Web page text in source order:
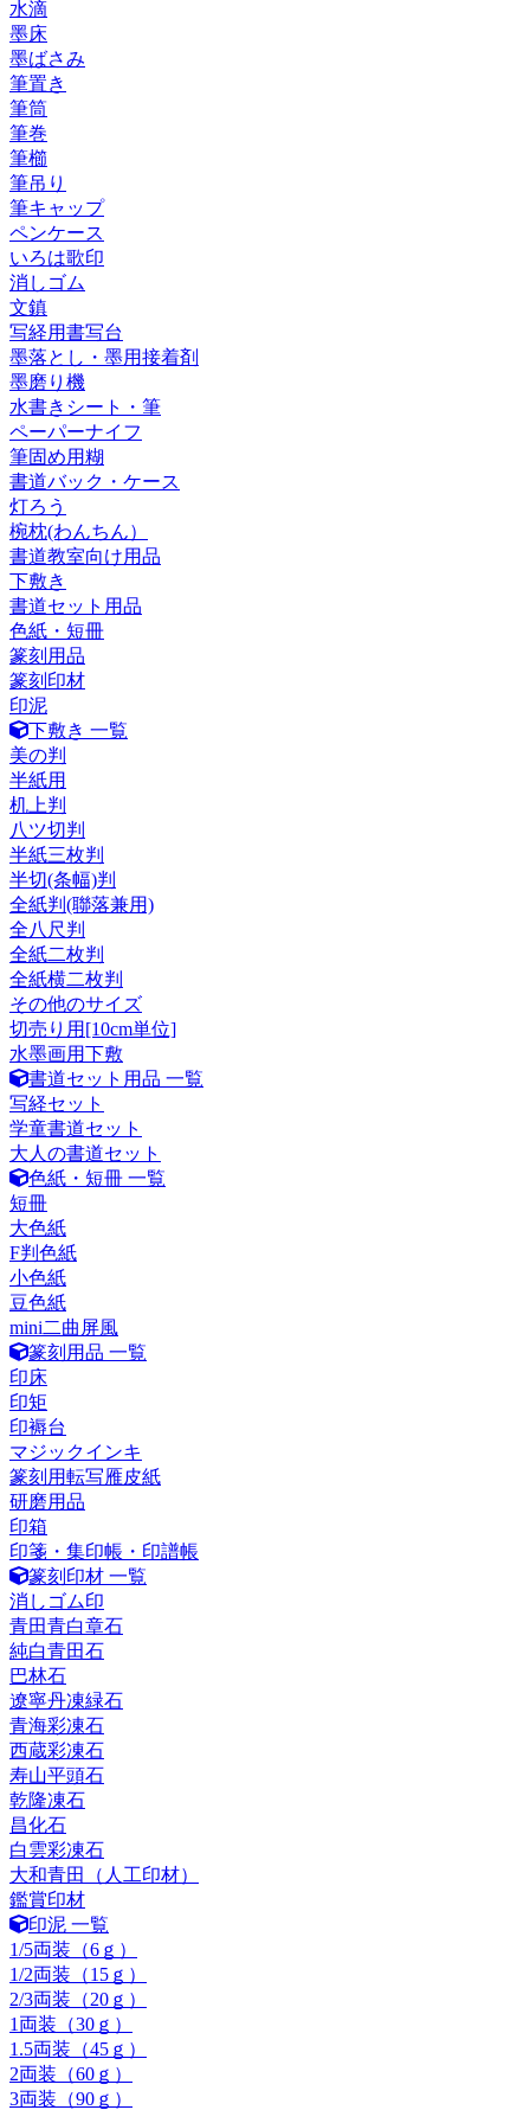
水滴
墨床
墨ばさみ
筆置き
筆筒
筆巻
筆櫛
筆吊り
筆キャップ
ペンケース
いろは歌印
消しゴム
文鎮
写経用書写台
墨落とし・墨用接着剤
墨磨り機
水書きシート・筆
ペーパーナイフ
筆固め用糊
書道バック・ケース
灯ろう
椀枕(わんちん）
書道教室向け用品
下敷き
書道セット用品
色紙・短冊
篆刻用品
篆刻印材
印泥
下敷き 一覧
美の判
半紙用
机上判
八ツ切判
半紙三枚判
半切(条幅)判
全紙判(聯落兼用)
全八尺判
全紙二枚判
全紙横二枚判
その他のサイズ
切売り用[10cm単位]
水墨画用下敷
書道セット用品 一覧
写経セット
学童書道セット
大人の書道セット
色紙・短冊 一覧
短冊
大色紙
F判色紙
小色紙
豆色紙
mini二曲屏風
篆刻用品 一覧
印床
印矩
印褥台
マジックインキ
篆刻用転写雁皮紙
研磨用品
印箱
印箋・集印帳・印譜帳
篆刻印材 一覧
消しゴム印
青田青白章石
純白青田石
巴林石
遼寧丹凍緑石
青海彩凍石
西蔵彩凍石
寿山平頭石
乾隆凍石
昌化石
白雲彩凍石
大和青田（人工印材）
鑑賞印材
印泥 一覧
1/5両装（6ｇ）
1/2両装（15ｇ）
2/3両装（20ｇ）
1両装（30ｇ）
1.5両装（45ｇ）
2両装（60ｇ）
3両装（90ｇ）